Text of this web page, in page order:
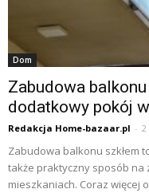
Dom
Zabudowa
dodatkowy pokój
Redakcja Home-bazaar.pl - 2
Zabudowa balkonu szkłem
także praktyczny sposób
mieszkaniach. Coraz więcej